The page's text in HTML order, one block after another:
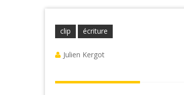
clip écriture
Julien Kergot